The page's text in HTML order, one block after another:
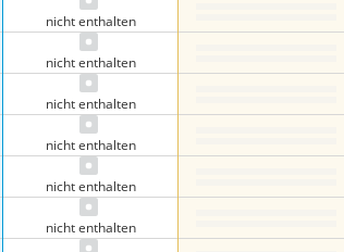
nicht enthalten
nicht enthalten
nicht enthalten
nicht enthalten
nicht enthalten
nicht enthalten